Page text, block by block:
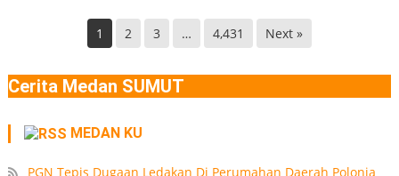
Ledakan
Rumah
Medan
1 2 3 … 4,431 Next »
Cerita Medan SUMUT
MEDAN KU
PGN Tepis Dugaan Ledakan Di Perumahan Daerah Polonia